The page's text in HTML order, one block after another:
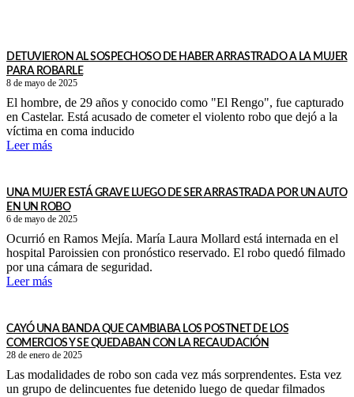
DETUVIERON AL SOSPECHOSO DE HABER ARRASTRADO A LA MUJER
PARA ROBARLE
8 de mayo de 2025
El hombre, de 29 años y conocido como "El Rengo", fue capturado
en Castelar. Está acusado de cometer el violento robo que dejó a la
víctima en coma inducido
Leer más
UNA MUJER ESTÁ GRAVE LUEGO DE SER ARRASTRADA POR UN AUTO
EN UN ROBO
6 de mayo de 2025
Ocurrió en Ramos Mejía. María Laura Mollard está internada en el
hospital Paroissien con pronóstico reservado. El robo quedó filmado
por una cámara de seguridad.
Leer más
CAYÓ UNA BANDA QUE CAMBIABA LOS POSTNET DE LOS
COMERCIOS Y SE QUEDABAN CON LA RECAUDACIÓN
28 de enero de 2025
Las modalidades de robo son cada vez más sorprendentes. Esta vez
un grupo de delincuentes fue detenido luego de quedar filmados